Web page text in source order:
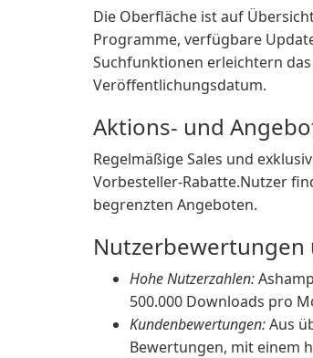
Die Oberfläche ist auf
Programme, verfügbare
Suchfunktionen erleichtern
Veröffentlichungsdatum.
Aktions- und
Regelmäßige Sales und
Vorbesteller-Rabatte.Nutzer
begrenzten Angeboten.
Nutzerbewertungen
Hohe Nutzerzahlen:
500.000 Downloads pro
Kundenbewertungen:Aus
Bewertungen, mit einem